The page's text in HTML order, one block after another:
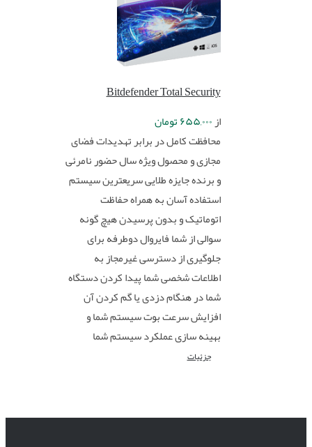
Bitdefender Total Security
از۶۵۵,۰۰۰تومان
محافظت کامل در برابر تهدیدات فضای
مجازی و محصول ویژه سال حضور نامرئی
و برنده جایزه طلایی سریعترین سیستم
استفاده آسان به همراه حفاظت
اتوماتیک و بدون پرسیدن هیچ گونه
سوالی از شما فایروال دوطرفه برای
جلوگیری از دسترسی غیرمجاز به
اطلاعات شخصی شما پیدا کردن دستگاه
شما در هنگام دزدی یا گم کردن آن
افزایش سرعت بوت سیستم شما و
بهینه سازی عملکرد سیستم شما
جزئیات